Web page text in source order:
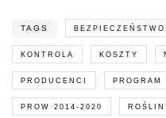
TAGS BEZPIECZEŃSTWO
KONTROLA KOSZTY
PRODUCENCI PROGRAM
PROW 2014-2020